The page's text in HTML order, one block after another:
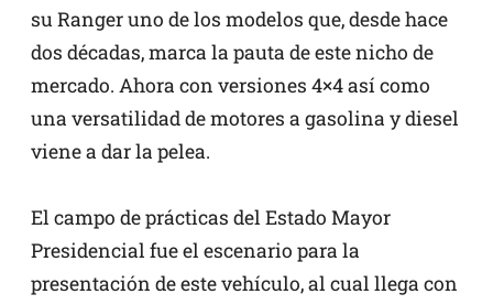
su Ranger uno de los modelos que, desde hace
dos décadas, marca la pauta de este nicho de
mercado. Ahora con versiones 4×4 así como
una versatilidad de motores a gasolina y diesel
viene a dar la pelea.
El campo de prácticas del Estado Mayor
Presidencial fue el escenario para la
presentación de este vehículo, al cual llega con